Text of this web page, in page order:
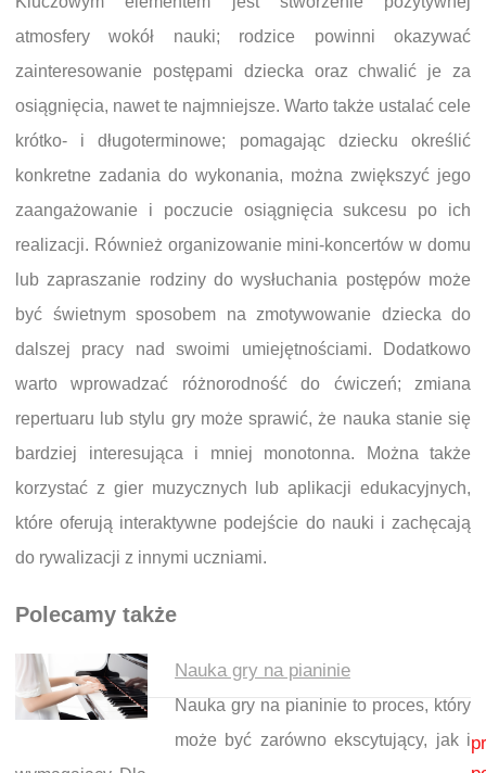
atmosfery wokół nauki; rodzice powinni okazywać
zainteresowanie postępami dziecka oraz chwalić je za
osiągnięcia, nawet te najmniejsze. Warto także ustalać cele
krótko- i długoterminowe; pomagając dziecku określić
konkretne zadania do wykonania, można zwiększyć jego
zaangażowanie i poczucie osiągnięcia sukcesu po ich
realizacji. Również organizowanie mini-koncertów w domu
lub zapraszanie rodziny do wysłuchania postępów może
być świetnym sposobem na zmotywowanie dziecka do
dalszej pracy nad swoimi umiejętnościami. Dodatkowo
warto wprowadzać różnorodność do ćwiczeń; zmiana
repertuaru lub stylu gry może sprawić, że nauka stanie się
bardziej interesująca i mniej monotonna. Można także
korzystać z gier muzycznych lub aplikacji edukacyjnych,
które oferują interaktywne podejście do nauki i zachęcają
do rywalizacji z innymi uczniami.
Polecamy także
Nauka gry na pianinie
Nauka gry na pianinie to proces, który
może być zarówno ekscytujący, jak i
Nawigacja wpisu